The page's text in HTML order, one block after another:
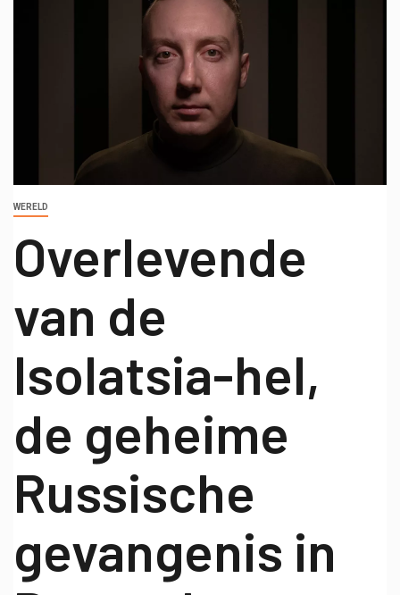
WERELD
Overlevende
van de
Isolatsia-hel,
de geheime
Russische
gevangenis in